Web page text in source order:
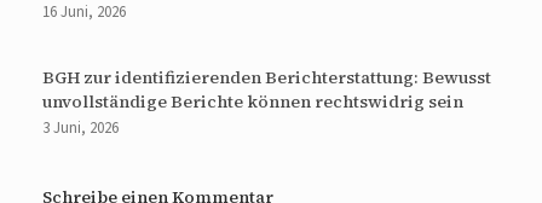
16 Juni, 2026
BGH zur identifizierenden Berichterstattung: Bewusst
unvollständige Berichte können rechtswidrig sein
3 Juni, 2026
Schreibe einen Kommentar